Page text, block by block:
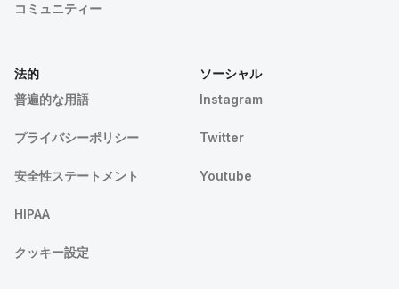
コミュニティー
法的
普遍的な用語
プライバシーポリシー
安全性ステートメント
HIPAA
クッキー設定
ソーシャル
Instagram
Twitter
Youtube